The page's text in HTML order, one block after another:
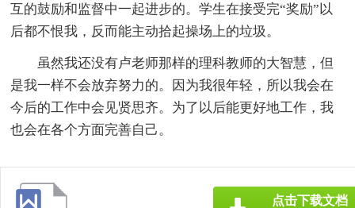
互的鼓励和监督中一起进步的。学生在接受完“奖励”以
后都不恨我，反而能主动拾起操场上的垃圾。
虽然我还没有卢老师那样的理科教师的大智慧，但
是我一样不会放弃努力的。因为我很年轻，所以我会在
今后的工作中会见贤思齐。为了以后能更好地工作，我
也会在各个方面完善自己。
点击下载文档